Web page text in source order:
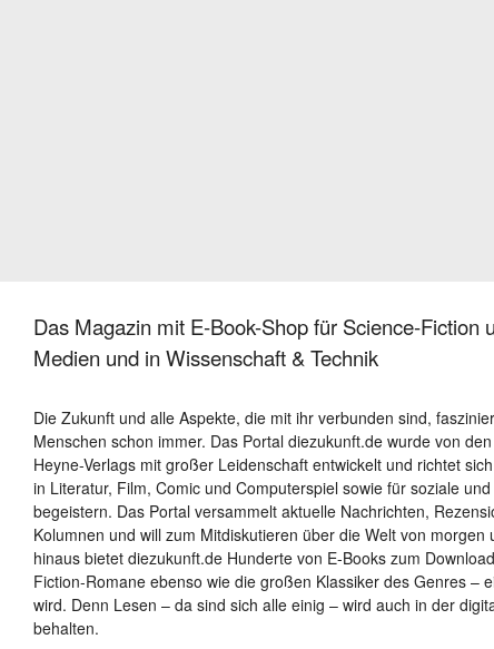
Das Magazin mit E-Book-Shop für Science-Fiction
Medien und in Wissenschaft & Technik
Die Zukunft und alle Aspekte, die mit ihr verbunden sind,
Menschen schon immer. Das Portal diezukunft.de wurde von
Heyne-Verlags mit großer Leidenschaft entwickelt und richtet
in Literatur, Film, Comic und Computerspiel sowie für soziale
begeistern. Das Portal versammelt aktuelle Nachrichten,
Kolumnen und will zum Mitdiskutieren über die Welt von
hinaus bietet diezukunft.de Hunderte von E-Books zum
Fiction-Romane ebenso wie die großen Klassiker des Genres –
wird. Denn Lesen – da sind sich alle einig – wird auch in der
behalten.